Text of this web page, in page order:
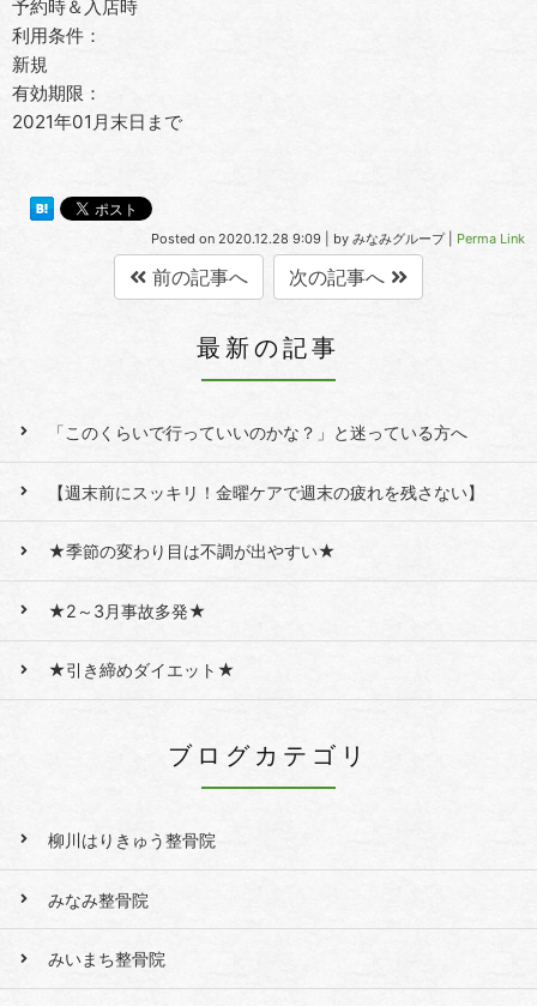
予約時＆入店時
利用条件：
新規
有効期限：
2021年01月末日まで
Posted on 2020.12.28 9:09 by みなみグループ| Perma Link
前の記事へ 次の記事へ
最新の記事
「このくらいで行っていいのかな？」と迷っている方へ
【週末前にスッキリ！金曜ケアで週末の疲れを残さない】
★季節の変わり目は不調が出やすい★
★2～3月事故多発★
★引き締めダイエット★
ブログカテゴリ
柳川はりきゅう整骨院
みなみ整骨院
みいまち整骨院